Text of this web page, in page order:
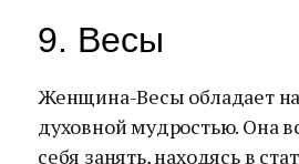
9. Весы
Женщина-Весы обладает
духовной мудростью. Она
себя занять, находясь в